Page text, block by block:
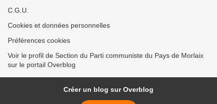
C.G.U.
Cookies et données personnelles
Préférences cookies
Voir le profil de Section du Parti communiste du Pays de Morlaix
sur le portail Overblog
Créer un blog sur Overblog